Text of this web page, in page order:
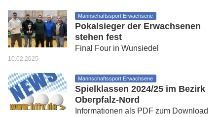
Mannschaftssport Erwachsene
Pokalsieger der Erwachsenen
stehen fest
Final Four in Wunsiedel
10.02.2025
Mannschaftssport Erwachsene
Spielklassen 2024/25 im Bezirk
Oberpfalz-Nord
Informationen als PDF zum Download